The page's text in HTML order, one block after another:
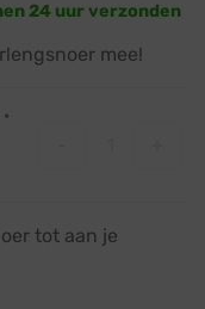
24 uur verzonden
mee!
tot aan je